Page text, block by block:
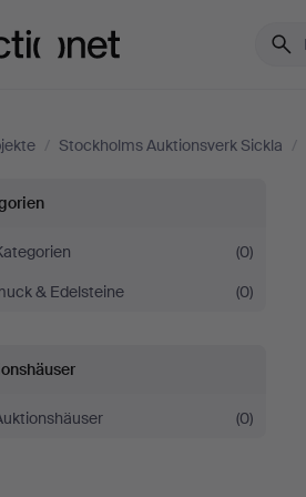
/ Stockholms Auktionsverk Sickla /
(0)
& Edelsteine
(0)
(0)